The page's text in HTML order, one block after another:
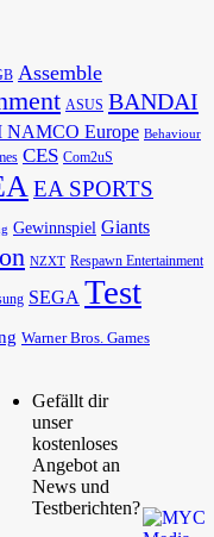
Assemble
ASUS BANDAI
Europe Behaviour
CES Com2uS
EA SPORTS
Gewinnspiel Giants
NZXT Respawn Entertainment
SEGA Test
Warner Bros. Games
Gefällt dir
unser
kostenloses
Angebot an
News und
Testberichten?